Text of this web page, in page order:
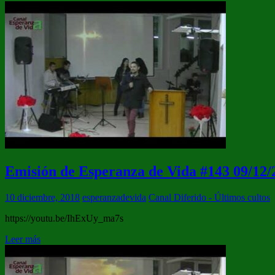
Emisión de Esperanza de Vida #143 09/12/
10 diciembre, 2018 esperanzadevida Canal Diferido - Últimos cultos
https://youtu.be/IhExUy_ma7s
Leer más